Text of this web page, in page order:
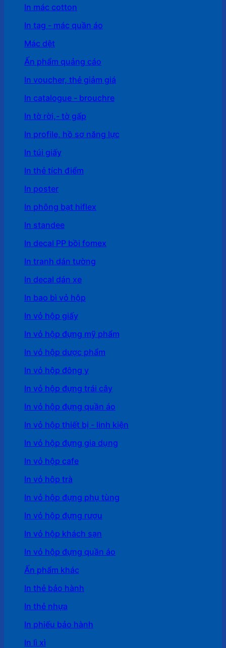
In mác cotton
In tag - mác quần áo
Mác dệt
Ấn phẩm quảng cáo
In voucher, thẻ giảm giá
In catalogue - brouchre
In tờ rời,- tờ gấp
In profile, hồ sơ năng lực
In túi giấy
In thẻ tích điểm
In poster
In phông bạt hiflex
In standee
In decal PP bồi fomex
In tranh dán tường
In decal dán xe
In bao bì vỏ hộp
In vỏ hộp giấy
In vỏ hộp đựng mỹ phẩm
In vỏ hộp dược phẩm
In vỏ hộp đông y
In vỏ hộp đựng trái cây
In vỏ hộp đựng quần áo
In vỏ hộp thiết bị - linh kiện
In vỏ hộp đựng gia dụng
In vỏ hộp cafe
In vỏ hôp trà
In vỏ hộp đựng phụ tùng
In vỏ hộp đựng rượu
In vỏ hộp khách sạn
In vỏ hộp đựng quần áo
Ấn phẩm khác
In thẻ bảo hành
In thẻ nhựa
In phiếu bảo hành
In lì xì